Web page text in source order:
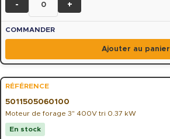
- +
Ajouter au panier
5011505060100
Moteur de forage 3" 400V tri 0.37 kW
En stock